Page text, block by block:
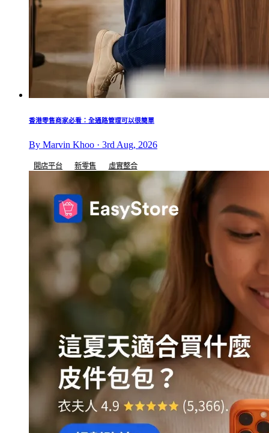
香港零售商家必看：全通路管理可以很簡單
By Marvin Khoo · 3rd Aug, 2026
開店平台 新零售 虛實整合